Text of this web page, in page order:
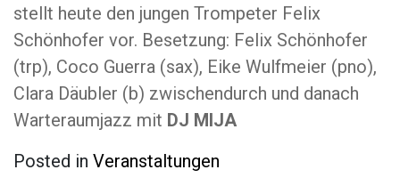
stellt heute den jungen Trompeter Felix
Schönhofer vor. Besetzung: Felix Schönhofer
(trp), Coco Guerra (sax), Eike Wulfmeier (pno),
Clara Däubler (b) zwischendurch und danach
Warteraumjazz mit DJ MIJA
Posted in Veranstaltungen